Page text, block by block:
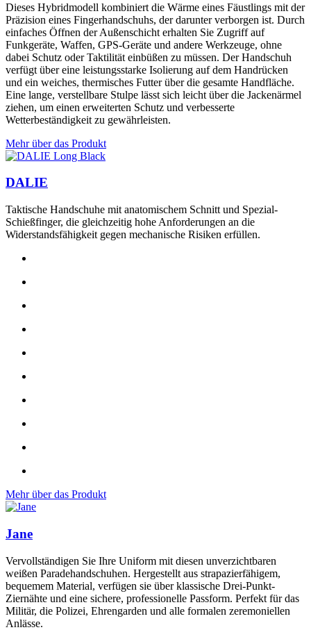
Dieses Hybridmodell kombiniert die Wärme eines Fäustlings mit der
Präzision eines Fingerhandschuhs, der darunter verborgen ist. Durch
einfaches Öffnen der Außenschicht erhalten Sie Zugriff auf
Funkgeräte, Waffen, GPS-Geräte und andere Werkzeuge, ohne
dabei Schutz oder Taktilität einbüßen zu müssen. Der Handschuh
verfügt über eine leistungsstarke Isolierung auf dem Handrücken
und ein weiches, thermisches Futter über die gesamte Handfläche.
Eine lange, verstellbare Stulpe lässt sich leicht über die Jackenärmel
ziehen, um einen erweiterten Schutz und verbesserte
Wetterbeständigkeit zu gewährleisten.
Mehr über das Produkt
DALIE
Taktische Handschuhe mit anatomischem Schnitt und Spezial-
Schießfinger, die gleichzeitig hohe Anforderungen an die
Widerstandsfähigkeit gegen mechanische Risiken erfüllen.
Mehr über das Produkt
Jane
Vervollständigen Sie Ihre Uniform mit diesen unverzichtbaren
weißen Paradehandschuhen. Hergestellt aus strapazierfähigem,
bequemem Material, verfügen sie über klassische Drei-Punkt-
Ziernähte und eine sichere, professionelle Passform. Perfekt für das
Militär, die Polizei, Ehrengarden und alle formalen zeremoniellen
Anlässe.